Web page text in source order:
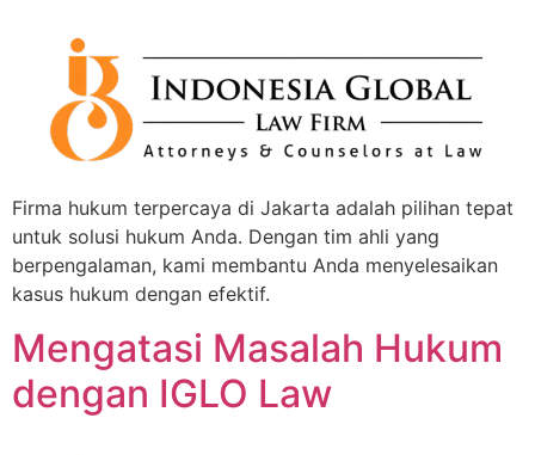
Firma hukum terpercaya di Jakarta adalah pilihan tepat
untuk solusi hukum Anda. Dengan tim ahli yang
berpengalaman, kami membantu Anda menyelesaikan
kasus hukum dengan efektif.
Mengatasi Masalah Hukum
dengan IGLO Law